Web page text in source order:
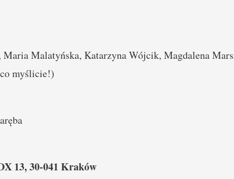
Malatyńska, Katarzyna Wójcik, Magdalena
myślicie!)
13, 30-041 Kraków